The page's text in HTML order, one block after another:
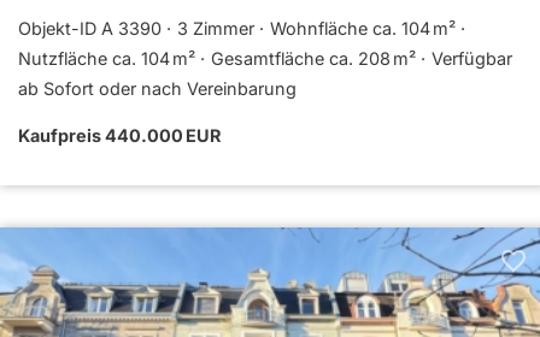
Objekt-ID A 3390 3 Zimmer
Wohnfläche ca. 104 m²
Nutzfläche ca. 104 m²
Gesamtfläche ca. 208 m²
Verfügbar
ab Sofort oder nach Vereinbarung
Kaufpreis 440.000 EUR